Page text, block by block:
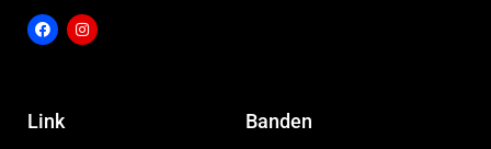
c
e
Link Banden